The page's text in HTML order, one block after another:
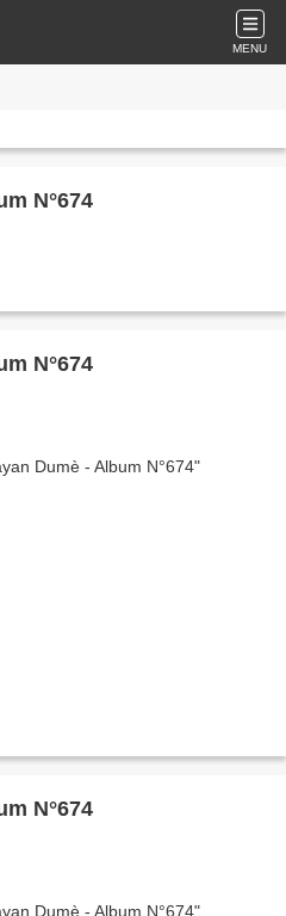
MENU
N°674
N°674
N°674